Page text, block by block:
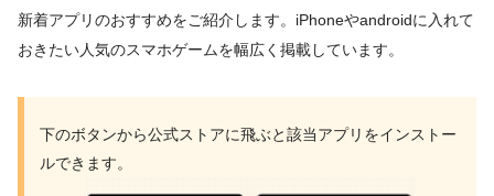
新着アプリのおすすめをご紹介します。iPhoneやandroidに入れて
おきたい人気のスマホゲームを幅広く掲載しています。
下のボタンから公式ストアに飛ぶと該当アプリをインストー
ルできます。